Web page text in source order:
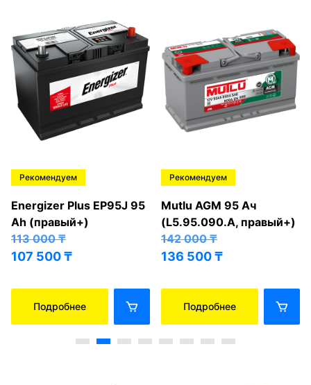
Рекомендуем
Energizer Plus EP95J 95
Ah (правый+)
113 000₸
107 500₸
Подробнее
Рекомендуем
Mutlu AGM 95 Ач
(L5.95.090.A, правый+)
142 000₸
136 500₸
Подробнее